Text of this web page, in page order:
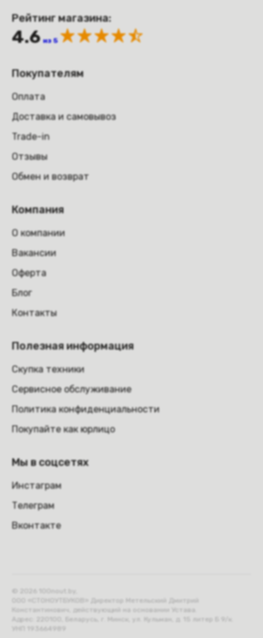
Рейтинг магазина:
4.6 из 5
Покупателям
Оплата
Доставка и самовывоз
Trade-in
Отзывы
Обмен и возврат
Компания
О компании
Вакансии
Оферта
Блог
Контакты
Полезная информация
Скупка техники
Сервисное обслуживание
Политика конфиденциальности
Покупайте как юрлицо
Мы в соцсетях
Инстаграм
Телеграм
Вконтакте
ООО «СТОНОУТБУКОВ» Директор Метельский Дмитрий
Константинович, действующий на основании Устава.
Адрес: 220100, Беларусь, г. Минск, ул. Кульман, д. 15 литер Б 9/к.